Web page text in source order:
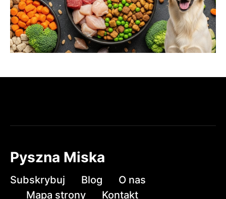
Pyszna Miska
Subskrybuj Blog
O nas
Mapa strony
Kontakt